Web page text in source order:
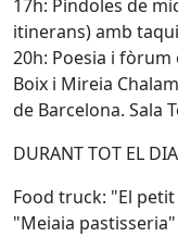
17h: Píndoles de
itinerans) amb
20h: Poesia i
Boix i Mireia
de Barcelona. Sala
DURANT TOT EL
Food truck: "El
"Meiaia